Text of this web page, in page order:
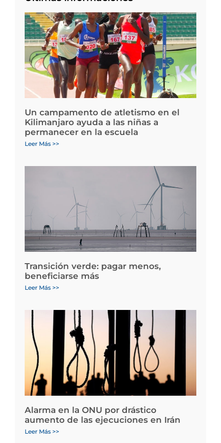
Un campamento de atletismo en el
Kilimanjaro ayuda a las niñas a
permanecer en la escuela
Leer Más >>
Transición verde: pagar menos,
beneficiarse más
Leer Más >>
Alarma en la ONU por drástico
aumento de las ejecuciones en Irán
Leer Más >>